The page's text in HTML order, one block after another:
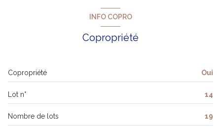
interphone
WC
3.50 m²
INFO COPRO
Copropriété
Copropriété Oui
Lot n° 14
Nombre de lots 19